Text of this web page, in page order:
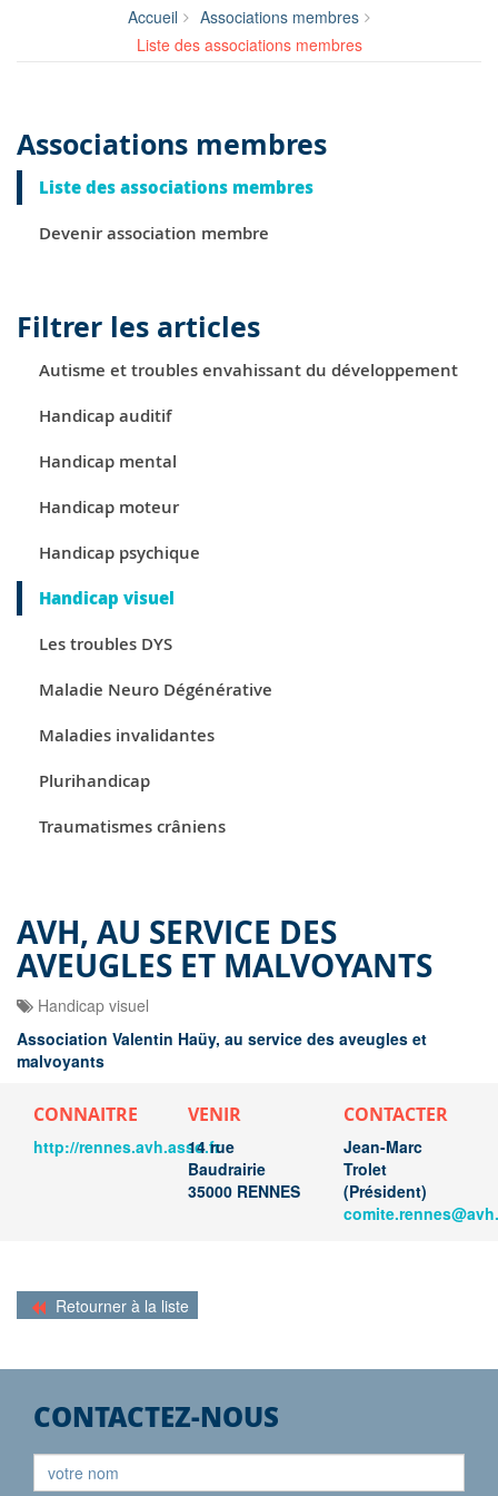
Accueil
Associations membres
Liste des associations membres
Associations membres
Liste des associations membres
Devenir association membre
Filtrer les articles
Autisme et troubles envahissant du développement
Handicap auditif
Handicap mental
Handicap moteur
Handicap psychique
Handicap visuel
Les troubles DYS
Maladie Neuro Dégénérative
Maladies invalidantes
Plurihandicap
Traumatismes crâniens
AVH, AU SERVICE DES
AVEUGLES ET MALVOYANTS
Handicap visuel
Association Valentin Haüy, au service des aveugles et
malvoyants
CONNAITRE
http://rennes.avh.asso.fr
VENIR
14 rue
Baudrairie
35000 RENNES
CONTACTER
Jean-Marc
Trolet
(Président)
Retourner à la liste
CONTACTEZ-NOUS
Votre
nom